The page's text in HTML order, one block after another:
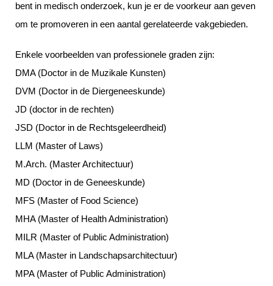
bent in medisch onderzoek, kun je er de voorkeur aan geven
om te promoveren in een aantal gerelateerde vakgebieden.
Enkele voorbeelden van professionele graden zijn:
DMA (Doctor in de Muzikale Kunsten)
DVM (Doctor in de Diergeneeskunde)
JD (doctor in de rechten)
JSD (Doctor in de Rechtsgeleerdheid)
LLM (Master of Laws)
M.Arch. (Master Architectuur)
MD (Doctor in de Geneeskunde)
MFS (Master of Food Science)
MHA (Master of Health Administration)
MILR (Master of Public Administration)
MLA (Master in Landschapsarchitectuur)
MPA (Master of Public Administration)